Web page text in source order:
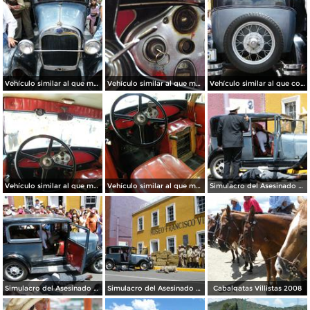
Vehículo similar al que manejaba el Gral. Villa el día que fue asesinado Vehículo similar al que manejaba el Gral. Villa el día que fue asesinado Vehículo similar al que conducía Pancho Villa el día que fue asesinado
Vehículo similar al que manejaba el Gral. Villa el día que fue asesinado Vehículo similar al que manejaba el Gral. Villa el día que fue asesinado Simulacro del Asesinado de Villa
Simulacro del Asesinado de Villa Simulacro del Asesinado de Villa Cabalgatas Villistas 2008